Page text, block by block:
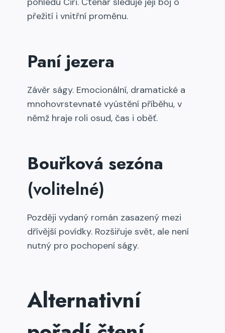
přežití i vnitřní proměnu.
Paní jezera
Závěr ságy. Emocionální, dramatické a
mnohovrstevnaté vyústění příběhu, v
němž hraje roli osud, čas i oběť.
Bouřková sezóna
(volitelné)
Později vydaný román zasazený mezi
dřívější povídky. Rozšiřuje svět, ale není
nutný pro pochopení ságy.
Alternativní